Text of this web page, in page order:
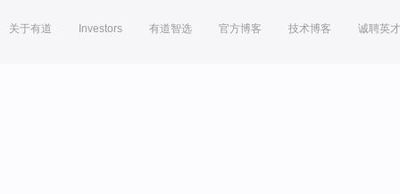
关于有道 Investors 有道智选 官方博客 技术博客 诚聘英才